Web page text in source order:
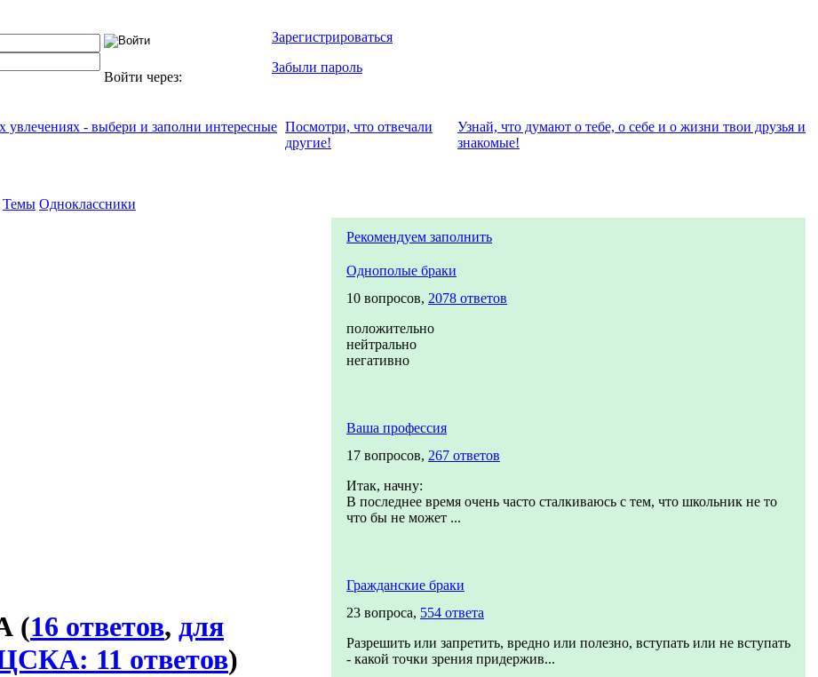
Войти через:
Зарегистрироваться
Забыли пароль
увлечениях - выбери и заполни интересные Посмотри, что отвeчали
другие!
Узнай, что думают о тебе, о себе и о жизни твои друзья и
знакомые!
Темы Одноклассники
(16 ответов, для
11 ответов)
Рекомендуем заполнить
Однополые браки
10 вопросов, 2078 ответов
положительно
нейтрально
негативно
Ваша профессия
17 вопросов, 267 ответов
Итак, начну:
В последнее время очень часто сталкиваюсь с тем, что школьник не то
что бы не может ...
Гражданские браки
23 вопроса, 554 ответа
Разрешить или запретить, вредно или полезно, вступать или не вступать
- какой точки зрения придержив...